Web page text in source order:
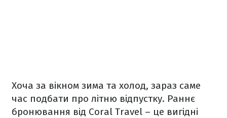
Хоча за вікном зима та холод, зараз саме
час подбати про літню відпустку. Раннє
бронювання від Coral Travel – це вигідні